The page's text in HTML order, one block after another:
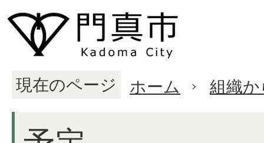
現在のページ ホーム 組織